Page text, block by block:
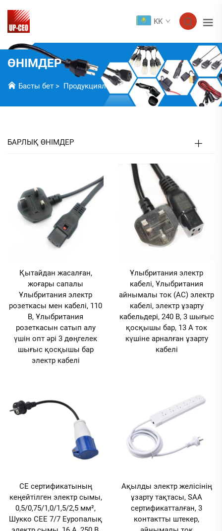
KK
ӨНІМДЕР
Басты бет > Продукциялар
БАРЛЫҚ ӨНІМДЕР
Қытайдан жасалған,
жоғары сапалы
Ұлыбритания электр
розеткасы мен кабелі, 110
В, Ұлыбритания
розеткасын сатып алу
үшін опт әрі 3 дөңгелек
шығыс қосқышы бар
электр кабелі
Ұлыбритания электр
кабелі, Ұлыбритания
айнымалы ток (AC) электр
кабелі, электр ұзарту
кабельдері, 240 В, 3 шығыс
қосқышы бар, 13 А ток
күшіне арналған ұзарту
кабелі
CE сертификатының
кеңейтілген электр сымы,
0,5/0,75/1,0/1,5/2,5 мм²,
Шукко CEE 7/7 Еуропалық
Ақылды электр желісінің
ұзарту тақтасы, SAA
сертификатталған, 3
контактты штекер,